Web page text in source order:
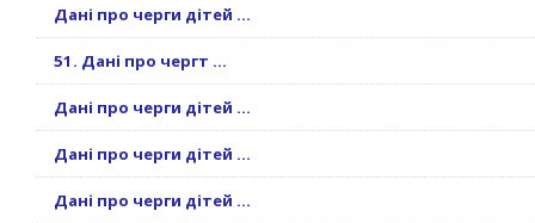
Дані про черги дітей ...
51. Дані про чергт ...
Дані про черги дітей ...
Дані про черги дітей ...
Дані про черги дітей ...